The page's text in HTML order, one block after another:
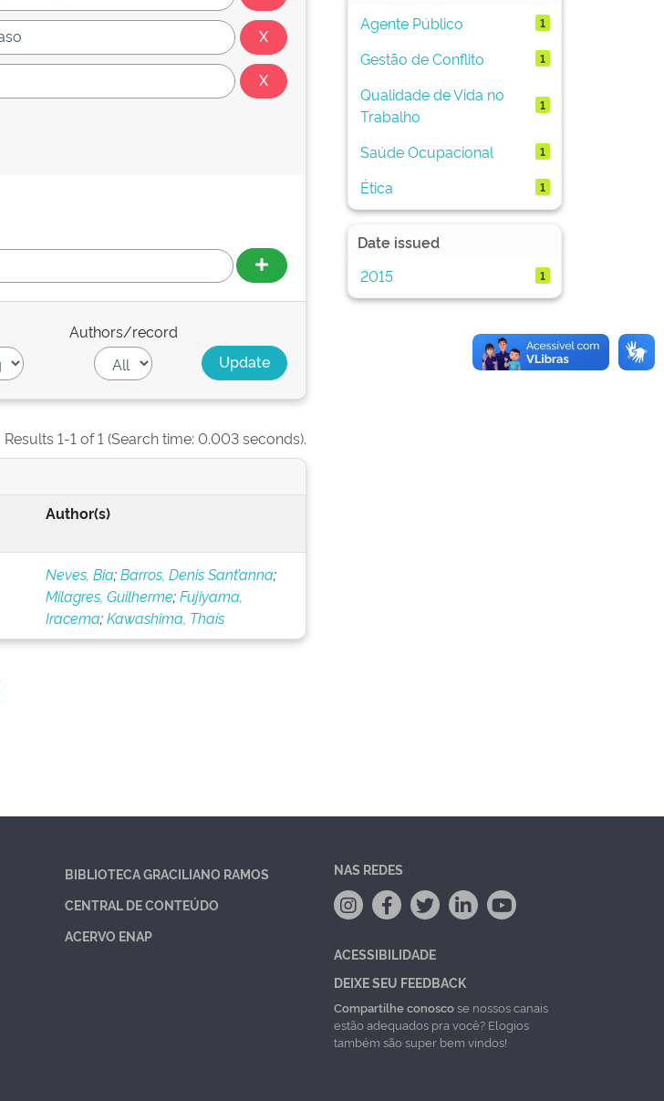
Authors/record
Results 1-1 of 1 (Search time: 0.003 seconds).
Author(s)
Neves, Bia;Barros, Denis Sant’anna;
Milagres, Guilherme;Fujiyama,
Iracema;Kawashima, Thaís
Agente Público
1
Gestão de Conflito 1
Qualidade de Vida no
Trabalho
1
Saúde Ocupacional 1
Ética 1
Date issued
2015
1
BIBLIOTECA GRACILIANO RAMOS
CENTRAL DE CONTEÚDO
ACERVO ENAP
NAS REDES
ACESSIBILIDADE
DEIXE SEU FEEDBACK
Compartilhe conoscose nossos canais
estão adequados pra você? Elogios
também são super bem vindos!